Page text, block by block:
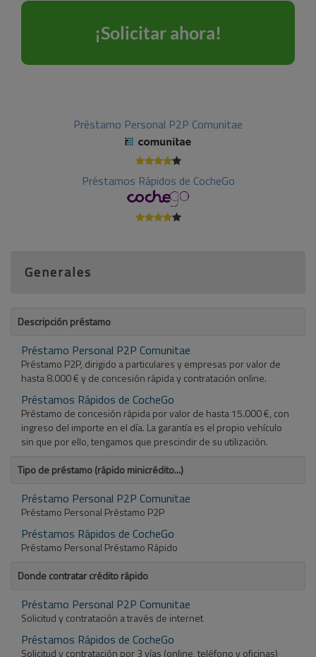
Préstamo Personal P2P Comunitae
Préstamos Rápidos de CocheGo
Generales
Descripción préstamo
Préstamo Personal P2P Comunitae
Préstamo P2P, dirigido a particulares y empresas por valor de
hasta 8.000 € y de concesión rápida y contratación online.
Préstamos Rápidos de CocheGo
Préstamo de concesión rápida por valor de hasta 15.000 €, con
ingreso del importe en el día. La garantía es el propio vehículo
sin que por ello, tengamos que prescindir de su utilización.
Tipo de préstamo (rápido minicrédito...)
Préstamo Personal P2P Comunitae
Préstamo Personal Préstamo P2P
Préstamos Rápidos de CocheGo
Préstamo Personal Préstamo Rápido
Donde contratar crédito rápido
Préstamo Personal P2P Comunitae
Solicitud y contratación a través de internet
Préstamos Rápidos de CocheGo
Solicitud y contratación por 3 vías (online, teléfono y oficinas)